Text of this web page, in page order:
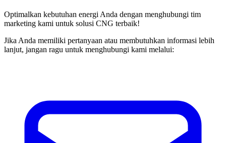
Optimalkan kebutuhan energi Anda dengan menghubungi tim
marketing kami untuk solusi CNG terbaik!
Jika Anda memiliki pertanyaan atau membutuhkan informasi lebih
lanjut, jangan ragu untuk menghubungi kami melalui: